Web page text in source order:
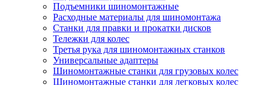
Подъемники шиномонтажные
Расходные материалы для шиномонтажа
Станки для правки и прокатки дисков
Тележки для колес
Третья рука для шиномонтажных станков
Универсальные адаптеры
Шиномонтажные станки для грузовых колес
Шиномонтажные станки для легковых колес